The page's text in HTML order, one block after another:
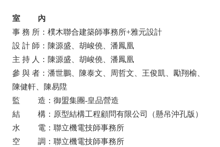
室 內
事 務 所：樸木聯合建築師事務所+雅元設計
設 計 師：陳源盛、胡峻僥、潘鳳凰
主 持 人：陳源盛、胡峻僥、潘鳳凰
參 與 者：潘世鵬、陳泰文、周哲文、王俊凱、勵翔榆、
陳健軒、陳易陞
監 造：御盟集團-皇品營造
結 構：原型結構工程顧問有限公司（懸吊沖孔版）
水 電：聯立機電技師事務所
空 調：聯立機電技師事務所